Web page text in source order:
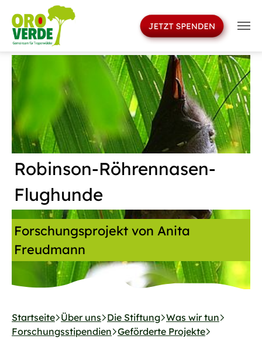
Skip to main navigation
Skip to main content
Skip to page footer
Robinson-Röhrennasen-
Flughunde
Forschungsprojekt von Anita
Freudmann
Startseite Über uns Die Stiftung Was wir tun
Forschungsstipendien Geförderte Projekte